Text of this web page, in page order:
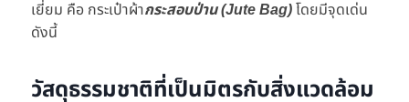
เยี่ยม คือ กระเป๋าผ้ากระสอบป่าน (Jute Bag) โดยมีจุดเด่น
ดังนี้
วัสดุธรรมชาติที่เป็นมิตรกับสิ่งแวดล้อม